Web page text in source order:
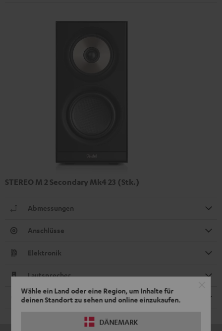
Wähle ein Land oder eine Region, um Inhalte für
deinen Standort zu sehen und online einzukaufen.
DÄNEMARK
STEREO M 2 Secondary Mk4 23 (Stk.)
Abmessungen
Anschlüsse
Elektronik
Lautsprecher
Kabel